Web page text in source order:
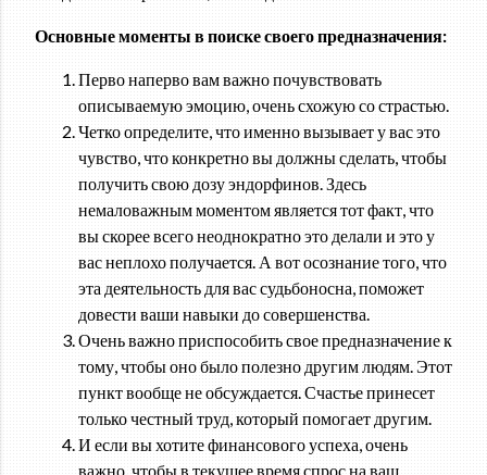
Основные моменты в поиске своего предназначения:
Перво наперво вам важно почувствовать
описываемую эмоцию, очень схожую со страстью.
Четко определите, что именно вызывает у вас это
чувство, что конкретно вы должны сделать, чтобы
получить свою дозу эндорфинов. Здесь
немаловажным моментом является тот факт, что
вы скорее всего неоднократно это делали и это у
вас неплохо получается. А вот осознание того, что
эта деятельность для вас судьбоносна, поможет
довести ваши навыки до совершенства.
Очень важно приспособить свое предназначение к
тому, чтобы оно было полезно другим людям. Этот
пункт вообще не обсуждается. Счастье принесет
только честный труд, который помогает другим.
И если вы хотите финансового успеха, очень
важно, чтобы в текущее время спрос на ваш